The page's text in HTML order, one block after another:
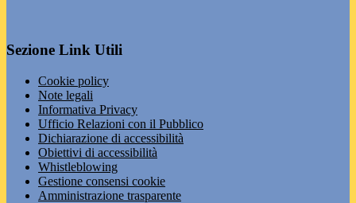
Sezione Link Utili
Cookie policy
Note legali
Informativa Privacy
Ufficio Relazioni con il Pubblico
Dichiarazione di accessibilità
Obiettivi di accessibilità
Whistleblowing
Gestione consensi cookie
Amministrazione trasparente